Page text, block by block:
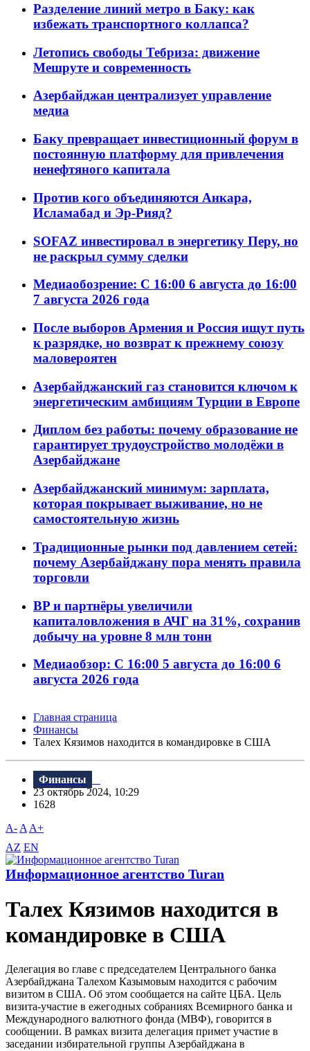
Разделение линий метро в Баку: как
избежать транспортного коллапса?
Летопись свободы Тебриза: движение
Мешруте и современность
Азербайджан централизует управление
медиа
Баку превращает инвестиционный форум в
постоянную платформу для привлечения
ненефтяного капитала
Против кого объединяются Анкара,
Исламабад и Эр-Рияд?
SOFAZ инвестировал в энергетику Перу, но
не раскрыл сумму сделки
Медиаобозрение: С 16:00 6 августа до 16:00
7 августа 2026 года
После выборов Армения и Россия ищут путь
к разрядке, но возврат к прежнему союзу
маловероятен
Азербайджанский газ становится ключом к
энергетическим амбициям Турции в Европе
Диплом без работы: почему образование не
гарантирует трудоустройство молодёжи в
Азербайджане
Азербайджанский минимум: зарплата,
которая покрывает выживание, но не
самостоятельную жизнь
Традиционные рынки под давлением сетей:
почему Азербайджану пора менять правила
торговли
BP и партнёры увеличили
капиталовложения в АЧГ на 31%, сохранив
добычу на уровне 8 млн тонн
Медиаобзор: С 16:00 5 августа до 16:00 6
августа 2026 года
Главная страница
Финансы
Талех Кязимов находится в командировке в США
Финансы
23 октябрь 2024, 10:29
1628
A- A A+
AZ EN
Информационное агентство Turan
Талех Кязимов находится в
командировке в США
Делегация во главе с председателем Центрального банка
Азербайджана Талехом Казымовым находится с рабочим
визитом в США. Об этом сообщается на сайте ЦБА. Цель
визита-участие в ежегодных собраниях Всемирного банка и
Международного валютного фонда (МВФ), говорится в
сообщении. В рамках визита делегация примет участие в
заседании избирательной группы Азербайджана в